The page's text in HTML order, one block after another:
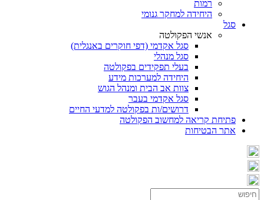
רמות
היחידה למחקר גנומי
סגל
אנשי הפקולטה
סגל אקדמי (דפי חוקרים באנגלית)
סגל מנהלי
בעלי תפקידים בפקולטה
היחידה למערכות מידע
צוות אב הבית ומנהל הגוש
סגל אקדמי בעבר
דרושים/ות בפקולטה למדעי החיים
פתיחת קריאה למחשוב הפקולטה
אתר הבטיחות